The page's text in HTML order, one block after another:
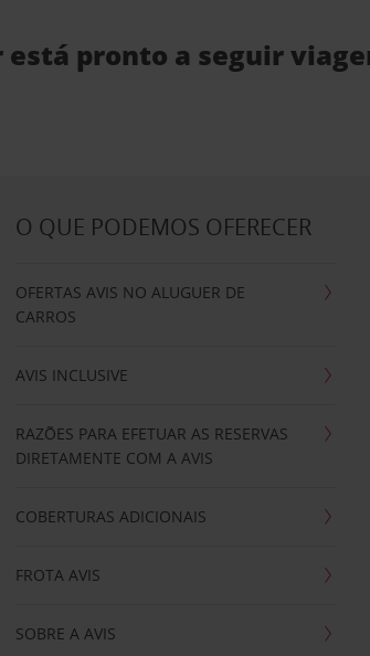
está pronto a seguir
O QUE PODEMOS OFERECER
OFERTAS AVIS NO ALUGUER DE
CARROS
AVIS INCLUSIVE
RAZÕES PARA EFETUAR AS RESERVAS
DIRETAMENTE COM A AVIS
COBERTURAS ADICIONAIS
FROTA AVIS
SOBRE A AVIS